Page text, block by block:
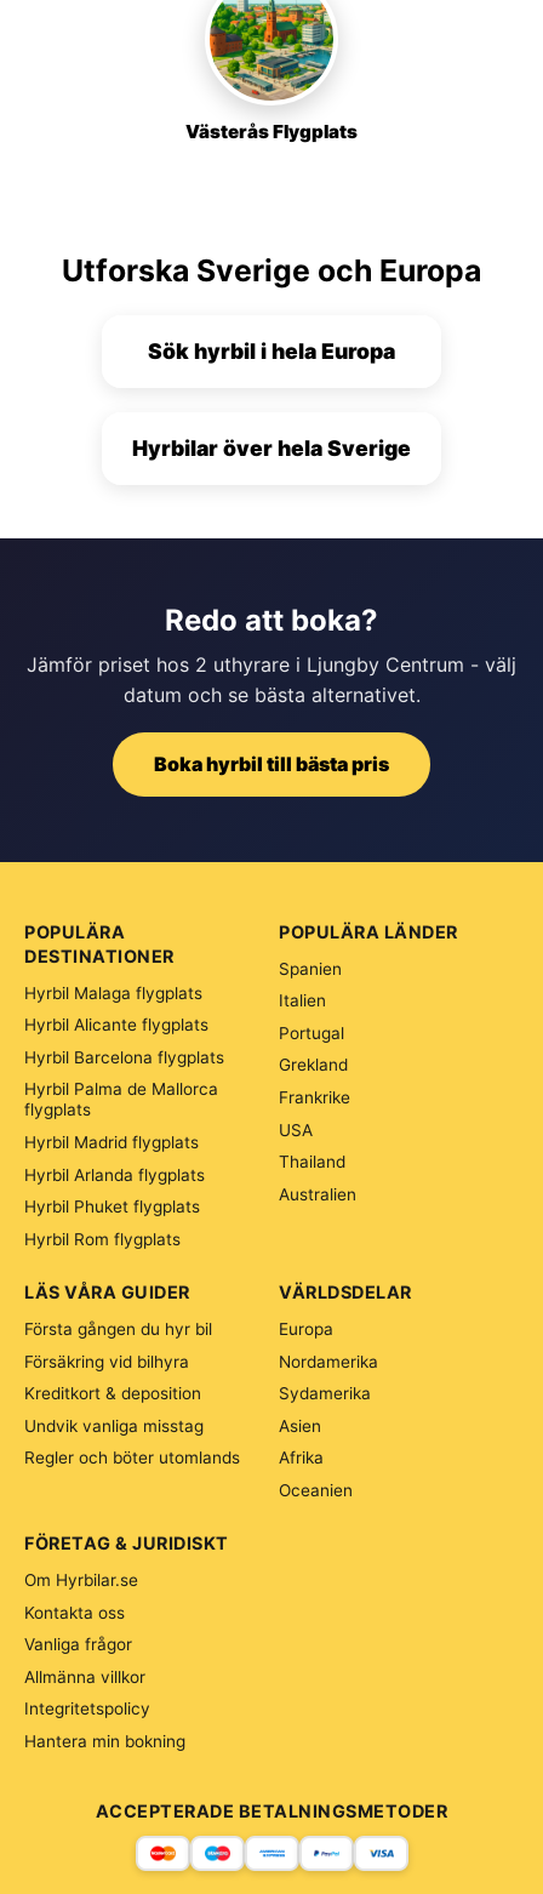
Västerås Flygplats
Utforska Sverige och Europa
Sök hyrbil i hela Europa
Hyrbilar över hela Sverige
Redo att boka?
Jämför priset hos 2 uthyrare i Ljungby Centrum - välj
datum och se bästa alternativet.
Boka hyrbil till bästa pris
POPULÄRA
DESTINATIONER
Hyrbil Malaga flygplats
Hyrbil Alicante flygplats
Hyrbil Barcelona flygplats
Hyrbil Palma de Mallorca
flygplats
Hyrbil Madrid flygplats
Hyrbil Arlanda flygplats
Hyrbil Phuket flygplats
Hyrbil Rom flygplats
POPULÄRA LÄNDER
Spanien
Italien
Portugal
Grekland
Frankrike
USA
Thailand
Australien
VÄRLDSDELAR
Europa
Nordamerika
Sydamerika
Asien
Afrika
Oceanien
LÄS VÅRA GUIDER
Första gången du hyr bil
Försäkring vid bilhyra
Kreditkort & deposition
Undvik vanliga misstag
Regler och böter utomlands
FÖRETAG & JURIDISKT
Om Hyrbilar.se
Kontakta oss
Vanliga frågor
Allmänna villkor
Integritetspolicy
Hantera min bokning
ACCEPTERADE BETALNINGSMETODER